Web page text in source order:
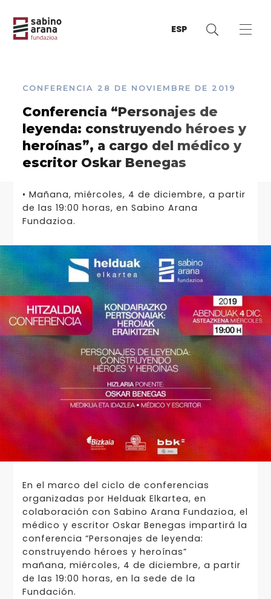
ESP
CONFERENCIA 28 DE NOVIEMBRE DE 2019
Conferencia “Personajes de
leyenda: construyendo héroes y
heroínas”, a cargo del médico y
escritor Oskar Benegas
• Mañana, miércoles, 4 de diciembre, a partir
de las 19:00 horas, en Sabino Arana
Fundazioa.
En el marco del ciclo de conferencias
organizadas por Helduak Elkartea, en
colaboración con Sabino Arana Fundazioa, el
médico y escritor Oskar Benegas impartirá la
conferencia “Personajes de leyenda:
construyendo héroes y heroínas”
mañana, miércoles, 4 de diciembre, a partir
de las 19:00 horas, en la sede de la
Fundación.